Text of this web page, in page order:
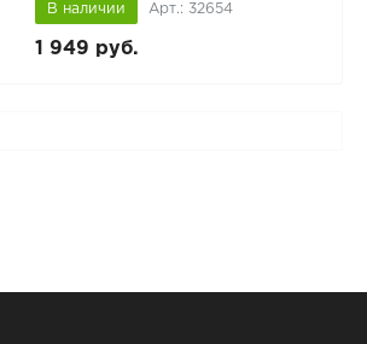
1 949 руб.
В наличии Арт.: 32654